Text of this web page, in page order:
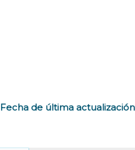
Fecha de última